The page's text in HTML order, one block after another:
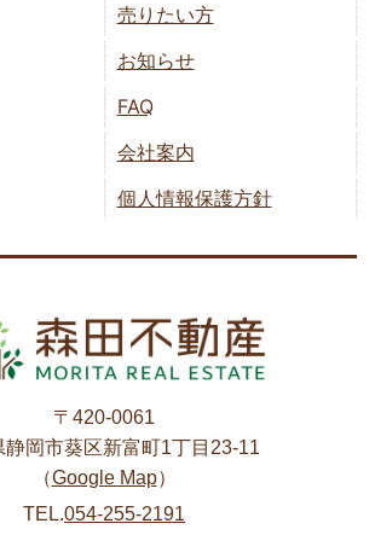
売りたい方
お知らせ
FAQ
会社案内
個人情報保護方針
〒420-0061
静岡市葵区新富町1丁目23-11
（Google Map）
TEL.054-255-2191